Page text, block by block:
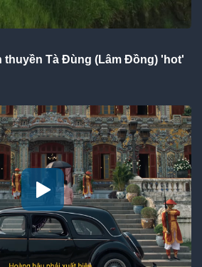
thuyền Tà Đùng (Lâm Đồng) 'hot'